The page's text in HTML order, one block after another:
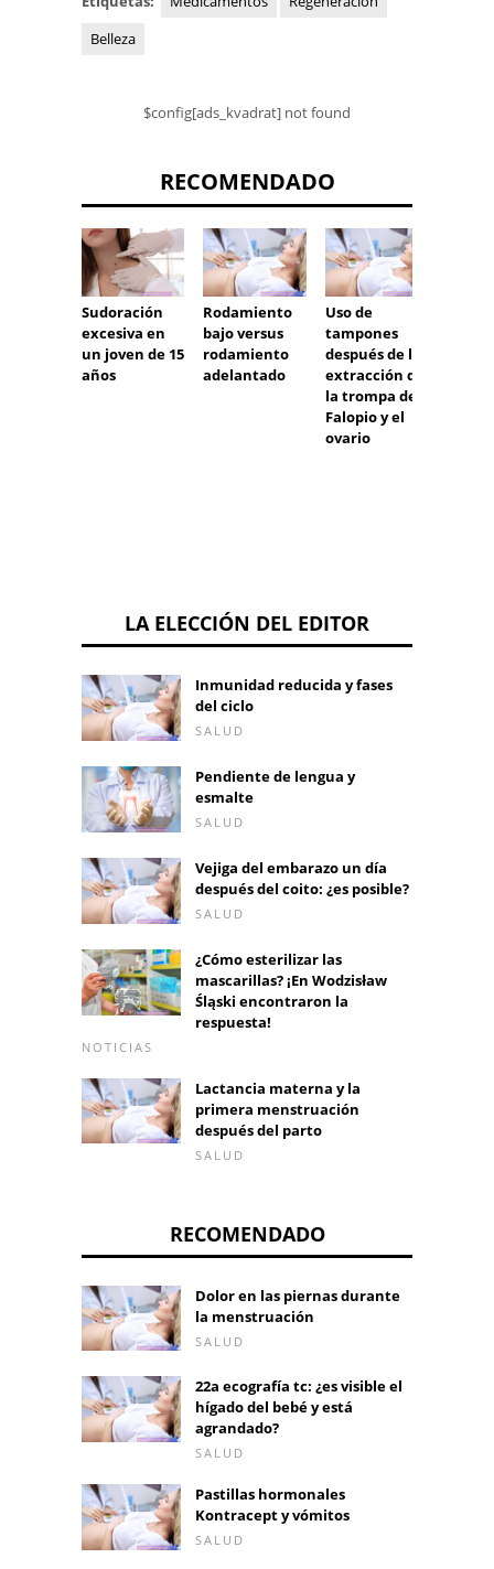
Belleza
$config[ads_kvadrat] not found
RECOMENDADO
Sudoración
excesiva en
un joven de 15
años
Rodamiento
bajo versus
rodamiento
adelantado
Uso de
tampones
después de la
extracción de
la trompa de
Falopio y el
ovario
LA ELECCIÓN DEL EDITOR
Inmunidad reducida y fases
del ciclo
SALUD
Pendiente de lengua y
esmalte
SALUD
Vejiga del embarazo un día
después del coito: ¿es posible?
SALUD
¿Cómo esterilizar las
mascarillas? ¡En Wodzisław
Śląski encontraron la
respuesta!
NOTICIAS
Lactancia materna y la
primera menstruación
después del parto
SALUD
RECOMENDADO
Dolor en las piernas durante
la menstruación
SALUD
22a ecografía tc: ¿es visible el
hígado del bebé y está
agrandado?
SALUD
Pastillas hormonales
Kontracept y vómitos
SALUD